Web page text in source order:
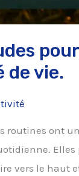
de vie.
routines ont
vers le haut